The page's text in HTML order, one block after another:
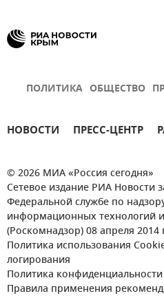
ПОЛИТИКА ОБЩЕСТВО
НОВОСТИ ПРЕСС-ЦЕНТР
© 2026 МИА «Россия сегодня»
Сетевое издание РИА Новости
Федеральной службе по
информационных технологий
(Роскомнадзор) 08 апреля 2014
Политика использования
логирования
Политика конфиденциальности
Правила применения